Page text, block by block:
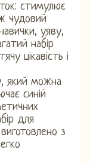
стимулює
чудовий
уяву,
набір
цікавість і
який можна
синій
для
з